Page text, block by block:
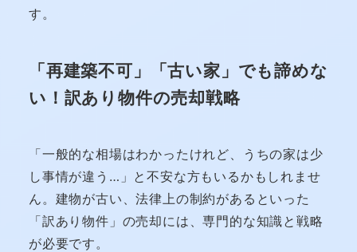
す。
「再建築不可」「古い家」でも諦めな
い！訳あり物件の売却戦略
「一般的な相場はわかったけれど、うちの家は少
し事情が違う…」と不安な方もいるかもしれませ
ん。建物が古い、法律上の制約があるといった
「訳あり物件」の売却には、専門的な知識と戦略
が必要です。